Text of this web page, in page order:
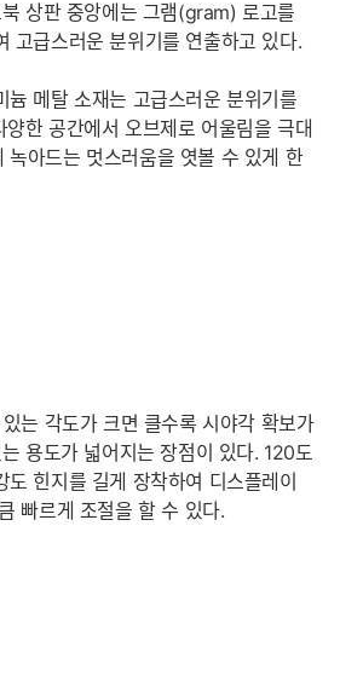
상판 중앙에는 그램(gram) 로고를
고급스러운 분위기를 연출하고 있다.
늄 메탈 소재는 고급스러운 분위기를
한 공간에서 오브제로 어울림을 극대
녹아드는 멋스러움을 엿볼 수 있게 한
는 각도가 크면 클수록 시야각 확보가
용도가 넓어지는 장점이 있다. 120도
힌지를 길게 장착하여 디스플레이
빠르게 조절을 할 수 있다.